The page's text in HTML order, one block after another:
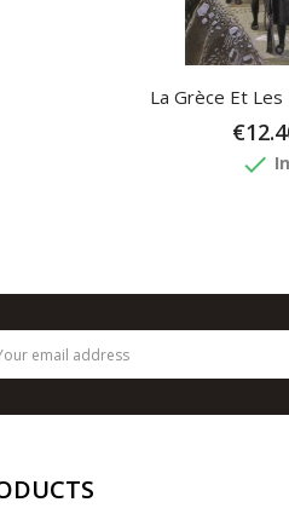
La Grèce Et Les
done In